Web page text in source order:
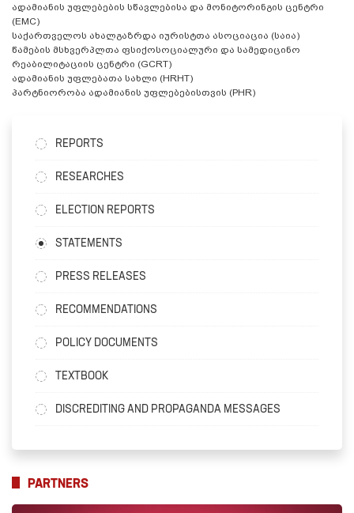
ადამიანის უფლებების სწავლებისა და მონიტორინგის ცენტრი
(EMC)
საქართველოს ახალგაზრდა იურისტთა ასოციაცია (საია)
წამების მსხვერპლთა ფსიქოსოციალური და სამედიცინო
რეაბილიტაციის ცენტრი (GCRT)
ადამიანის უფლებათა სახლი (HRHT)
პარტნიორობა ადამიანის უფლებებისთვის (PHR)
REPORTS
RESEARCHES
ELECTION REPORTS
STATEMENTS
PRESS RELEASES
RECOMMENDATIONS
POLICY DOCUMENTS
TEXTBOOK
DISCREDITING AND PROPAGANDA MESSAGES
PARTNERS